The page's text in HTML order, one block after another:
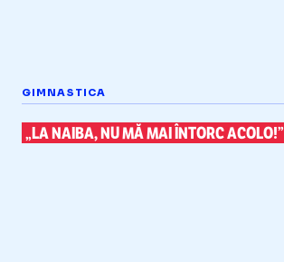
GIMNASTICA
„LA NAIBA, NU MĂ MAI ÎNTORC ACOLO!”